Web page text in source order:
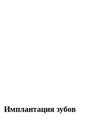
Имплантация зубов